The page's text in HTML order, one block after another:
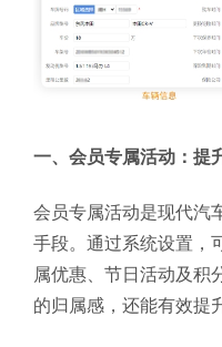
一、会员专属活动：提
会员专属活动是现代汽
手段。通过系统设置，
属优惠、节日活动及积
的归属感，还能有效提